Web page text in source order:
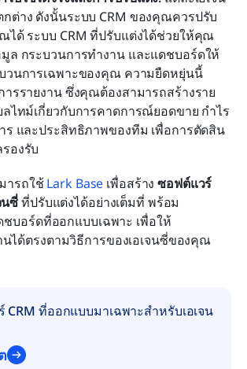
ต่าง ดังนั้นระบบ CRM ของคุณควรปรับ
ได้ ระบบ CRM ที่ปรับแต่งได้ช่วยให้คุณ
ล กระบวนการทำงาน และแดชบอร์ดให้
วนการเฉพาะของคุณ ความยืดหยุ่นนี้
ารรายงาน ซึ่งคุณต้องสามารถสร้างราย
ลไทม์เกี่ยวกับการคาดการณ์ยอดขาย กำไร
ร และประสิทธิภาพของทีม เพื่อการตัดสิน
องรับ
ารถใช้ Lark Base เพื่อสร้าง ซอฟต์แวร์
นซี่ ที่ปรับแต่งได้อย่างเต็มที่ พร้อม
ชบอร์ดที่ออกแบบเฉพาะ เพื่อให้
ได้ตรงตามวิธีการของเอเจนซี่ของคุณ
CRM ที่ออกแบบมาเฉพาะสำหรับเอเจน